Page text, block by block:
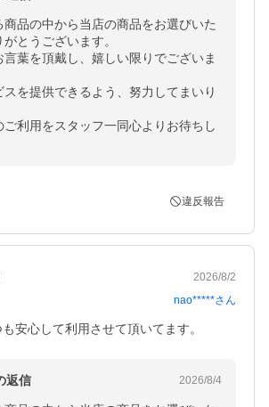
商品の中から当店の商品をお選びいた
とうございます。
言葉を頂戴し、嬉しい限りでございま
を提供できるよう、努力してまいり
ご利用をスタッフ一同心よりお待ちし
違反報告
2026/8/2
nao*****さん
返信 2026/8/4